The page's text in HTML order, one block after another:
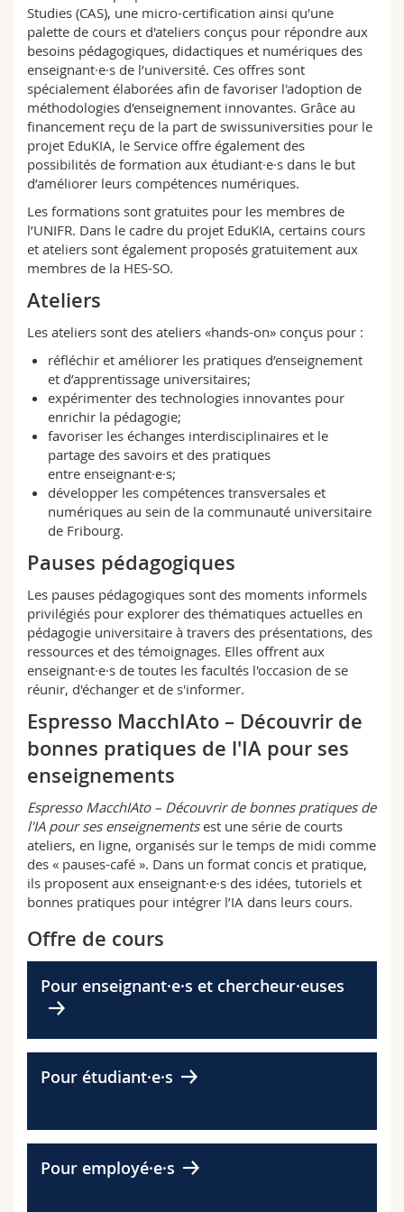
Sciences et médecine
Interfacultaire
Collaborateurs
Doctorants
Webmail
Programme des cours
MyUnifr
Studies (CAS), une micro-certification ainsi qu'une
palette de cours et d'ateliers conçus pour répondre aux
besoins pédagogiques, didactiques et numériques des
enseignant·e·s de l’université. Ces offres sont
spécialement élaborées afin de favoriser l'adoption de
méthodologies d'enseignement innovantes. Grâce au
financement reçu de la part de swissuniversities pour le
projet EduKIA, le Service offre également des
possibilités de formation aux étudiant·e·s dans le but
d’améliorer leurs compétences numériques.
Les formations sont gratuites pour les membres de
l’UNIFR. Dans le cadre du projet EduKIA, certains cours
et ateliers sont également proposés gratuitement aux
membres de la HES⁠-⁠SO.
Ateliers
Les ateliers sont des ateliers «hands-on» conçus pour :
réfléchir et améliorer les pratiques d’enseignement
et d’apprentissage universitaires;
expérimenter des technologies innovantes pour
enrichir la pédagogie;
favoriser les échanges interdisciplinaires et le
partage des savoirs et des pratiques
entre enseignant·e·s;
développer les compétences transversales et
numériques au sein de la communauté universitaire
de Fribourg.
Pauses pédagogiques
Les pauses pédagogiques sont des moments informels
privilégiés pour explorer des thématiques actuelles en
pédagogie universitaire à travers des présentations, des
ressources et des témoignages. Elles offrent aux
enseignant·e·s de toutes les facultés l'occasion de se
réunir, d'échanger et de s'informer.
Espresso MacchIAto – Découvrir de
bonnes pratiques de l'IA pour ses
enseignements
Espresso MacchIAto – Découvrir de bonnes pratiques de
l'IA pour ses enseignementsest une série de courts
ateliers, en ligne, organisés sur le temps de midi comme
des « pauses-café ». Dans un format concis et pratique,
ils proposent aux enseignant·e·s des idées, tutoriels et
bonnes pratiques pour intégrer l’IA dans leurs cours.
Offre de cours
Pour enseignant·e·s et chercheur·euses
Pour étudiant·e·s
Pour employé·e·s